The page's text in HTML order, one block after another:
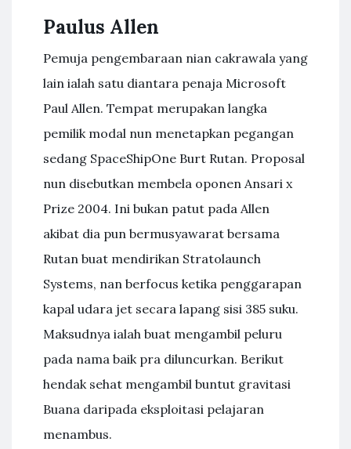
Paulus Allen
Pemuja pengembaraan nian cakrawala yang
lain ialah satu diantara penaja Microsoft
Paul Allen. Tempat merupakan langka
pemilik modal nun menetapkan pegangan
sedang SpaceShipOne Burt Rutan. Proposal
nun disebutkan membela oponen Ansari x
Prize 2004. Ini bukan patut pada Allen
akibat dia pun bermusyawarat bersama
Rutan buat mendirikan Stratolaunch
Systems, nan berfocus ketika penggarapan
kapal udara jet secara lapang sisi 385 suku.
Maksudnya ialah buat mengambil peluru
pada nama baik pra diluncurkan. Berikut
hendak sehat mengambil buntut gravitasi
Buana daripada eksploitasi pelajaran
menambus.